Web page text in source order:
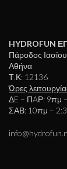
HYDROFUN
Πάροδος
Αθήνα
Τ.Κ: 12136
Ώρες
ΔE – ΠAΡ: 9πμ
ΣΑΒ: 10πμ –